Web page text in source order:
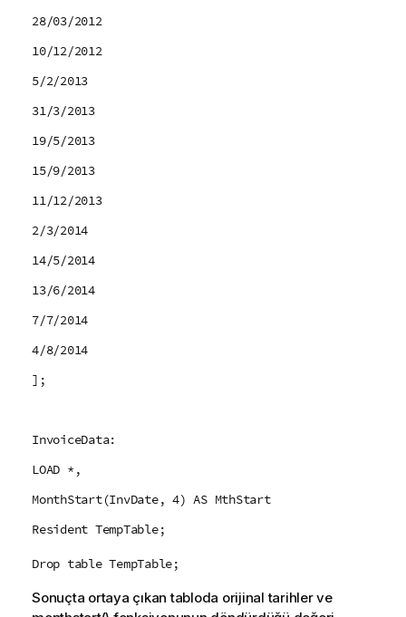
28/03/2012
10/12/2012
5/2/2013
31/3/2013
19/5/2013
15/9/2013
11/12/2013
2/3/2014
14/5/2014
13/6/2014
7/7/2014
4/8/2014
];
InvoiceData:
LOAD *,
MonthStart(InvDate, 4) AS MthStart
Resident TempTable;
Drop table TempTable;
Sonuçta ortaya çıkan tabloda orijinal tarihler ve